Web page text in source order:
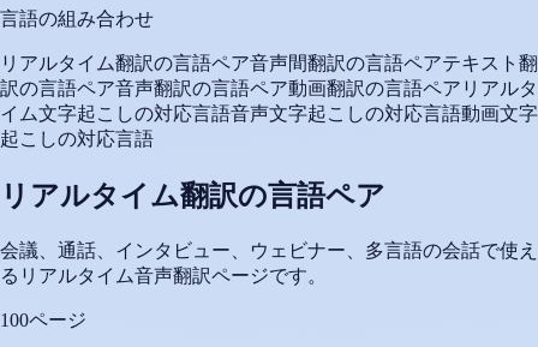
言語の組み合わせ
リアルタイム翻訳の言語ペア音声間翻訳の言語ペアテキスト翻
訳の言語ペア音声翻訳の言語ペア動画翻訳の言語ペア リアルタ
イム文字起こしの対応言語音声文字起こしの対応言語動画文字
起こしの対応言語
リアルタイム翻訳の言語ペア
会議、通話、インタビュー、ウェビナー、多言語の会話で使え
るリアルタイム音声翻訳ページです。
100ページ